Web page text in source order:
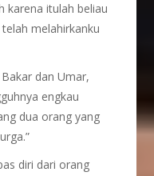
karena itulah beliau
melahirkanku
dan Umar,
engkau
dua orang yang
diri dari orang